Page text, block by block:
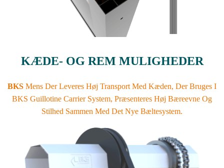
KÆDE- OG REM MULIGHEDER
BKS Mens Der Leveres Høj Transport Med Kæden, Der Bruges I
BKS Guillotine Carrier System, Præsenteres Høj Bæreevne Og
Stilhed Sammen Med Det Nye Bæltesystem.